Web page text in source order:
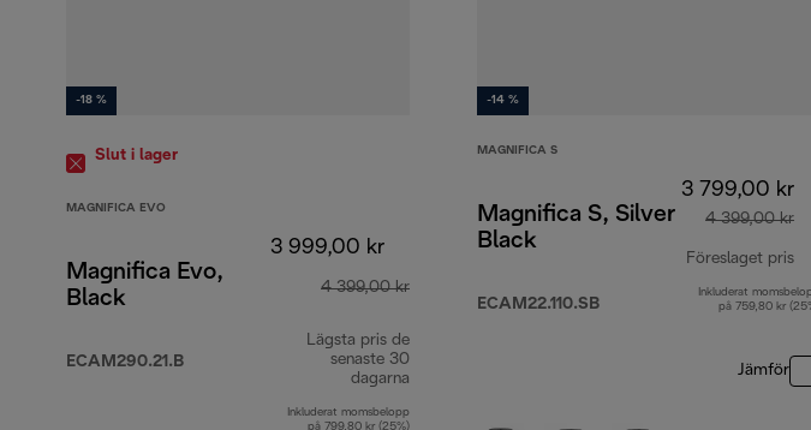
-18 %
Slut i lager
MAGNIFICA EVO
Magnifica Evo,
Black
ECAM290.21.B
3 999,00 kr
4 399,00 kr
Lägsta pris de
senaste 30
dagarna
Inkluderat momsbelopp
på 799,80 kr (25%)
-14 %
MAGNIFICA S
Magnifica S, Silver
Black
ECAM22.110.SB
3 799,00 kr
4 399,00 kr
Föreslaget pris
Inkluderat
på 759,80 kr
Jämför